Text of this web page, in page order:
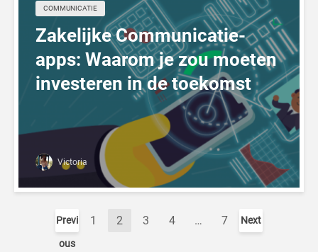
COMMUNICATIE
Zakelijke Communicatie-
apps: Waarom je zou moeten
investeren in de toekomst
Victoria
Previ
ous
1 2 3 4 … 7 Next